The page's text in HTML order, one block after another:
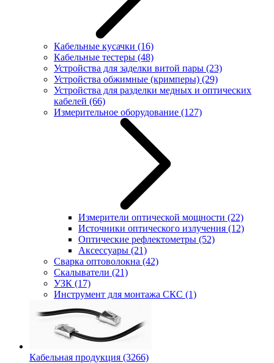
Кабельные кусачки (16)
Кабельные тестеры (48)
Устройства для заделки витой пары (23)
Устройства обжимные (кримперы) (29)
Устройства для разделки медных и оптических
кабелей (66)
Измерительное оборудование (127)
Измерители оптической мощности (22)
Источники оптического излучения (12)
Оптические рефлектометры (52)
Аксессуары (21)
Сварка оптоволокна (42)
Скалыватели (21)
УЗК (17)
Инструмент для монтажа СКС (1)
Кабельная продукция (3266)